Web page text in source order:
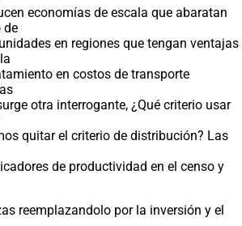
economías de escala que abaratan
de
en regiones que tengan ventajas
en costos de transporte
otra interrogante, ¿Qué criterio usar
quitar el criterio de distribución? Las
de productividad en el censo y
reemplazandolo por la inversión y el